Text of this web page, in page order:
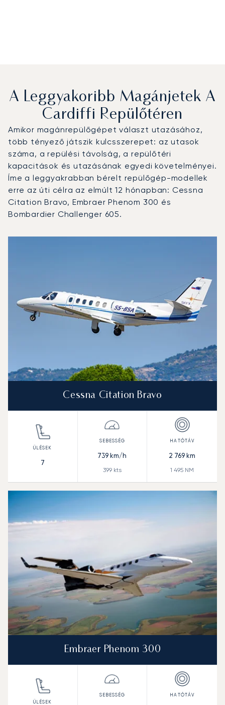
A Leggyakoribb Magánjetek A
Cardiffi Repülőtéren
Amikor magánrepülőgépet választ utazásához,
több tényező játszik kulcsszerepet: az utasok
száma, a repülési távolság, a repülőtéri
kapacitások és utazásának egyedi követelményei.
Íme a leggyakrabban bérelt repülőgép-modellek
erre az úti célra az elmúlt 12 hónapban: Cessna
Citation Bravo, Embraer Phenom 300 és
Bombardier Challenger 605.
Cessna Citation Bravo
7
739 km/h
399kts
2 769 km
1 495 NM
Embraer Phenom 300